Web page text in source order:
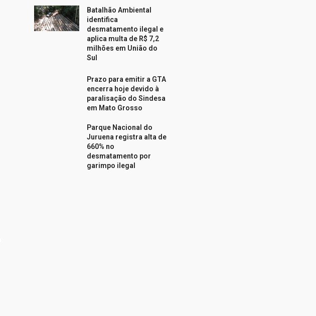
Batalhão Ambiental
identifica
desmatamento ilegal e
aplica multa de R$ 7,2
milhões em União do
Sul
Prazo para emitir a GTA
encerra hoje devido à
paralisação do Sindesa
em Mato Grosso
Parque Nacional do
Juruena registra alta de
660% no
desmatamento por
garimpo ilegal